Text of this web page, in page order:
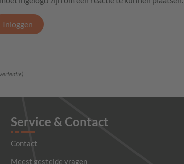
Inloggen
Service & Contact
Contact
Meest gestelde vragen